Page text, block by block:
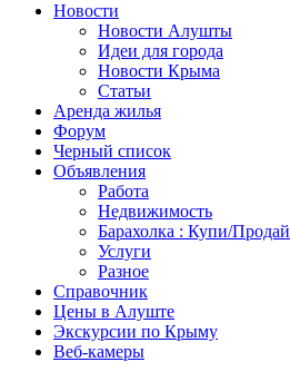
Новости
Новости Алушты
Идеи для города
Новости Крыма
Статьи
Аренда жилья
Форум
Черный список
Объявления
Работа
Недвижимость
Барахолка : Купи/Продай
Услуги
Разное
Справочник
Цены в Алуште
Экскурсии по Крыму
Веб-камеры